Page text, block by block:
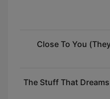
The Stuff That